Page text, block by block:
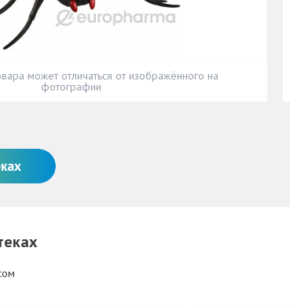
может отличаться от изображённого на
фотографии